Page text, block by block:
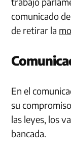
comunicado
de retirar la
En el
su
las leyes, los
bancada.